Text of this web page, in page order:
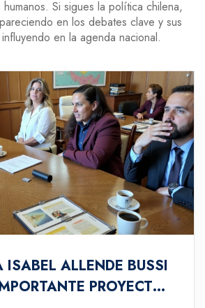
Si sigues la política chilena,
en los debates clave y sus
en la agenda nacional.
ISABEL ALLENDE BUSSI
PROYECTO